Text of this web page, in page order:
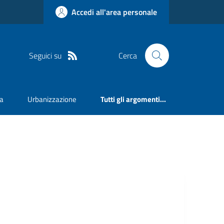
Accedi all'area personale
Seguici su Cerca
Urbanizzazione Tutti gli argomenti...